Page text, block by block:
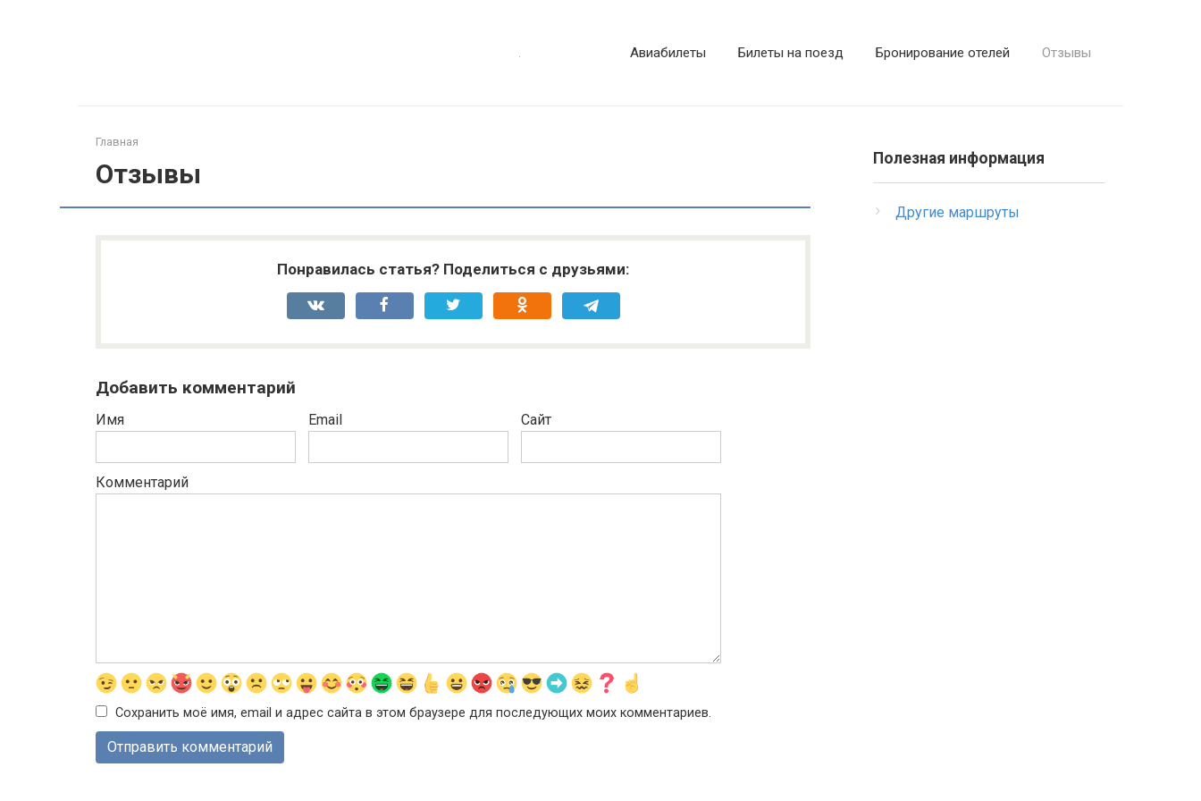
Авиабилеты Билеты на поезд Бронирование отелей Отзывы
Главная
Отзывы
Понравилась статья? Поделиться с друзьями:
Добавить комментарий
Имя Email Сайт
Комментарий
Сохранить моё имя, email и адрес сайта в этом браузере для последующих моих комментариев.
Полезная информация
Другие маршруты